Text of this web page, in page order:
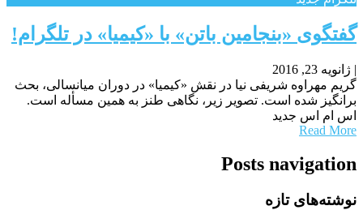
گفتگوی «بنجامین باتن» با «کیمیا» در تلگرام!
| ژانویه 23, 2016
گریم مهراوه شریفی نیا در نقش «کیمیا» در دوران میانسالی، بحث
برانگیز شده است. تصویر زیر، نگاهی طنز به همین مسأله است.
اس ام اس جدید
Read More
Posts navigation
نوشته‌های تازه